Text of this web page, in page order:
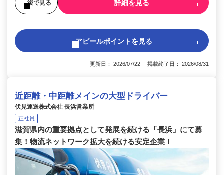
後で見る 詳細を見る
アピールポイントを見る
更新日： 2026/07/22 掲載終了日： 2026/08/31
近距離・中距離メインの大型ドライバー
伏見運送株式会社 長浜営業所
正社員
滋賀県内の重要拠点として発展を続ける「長浜」にて募
集！物流ネットワーク拡大を続ける安定企業！